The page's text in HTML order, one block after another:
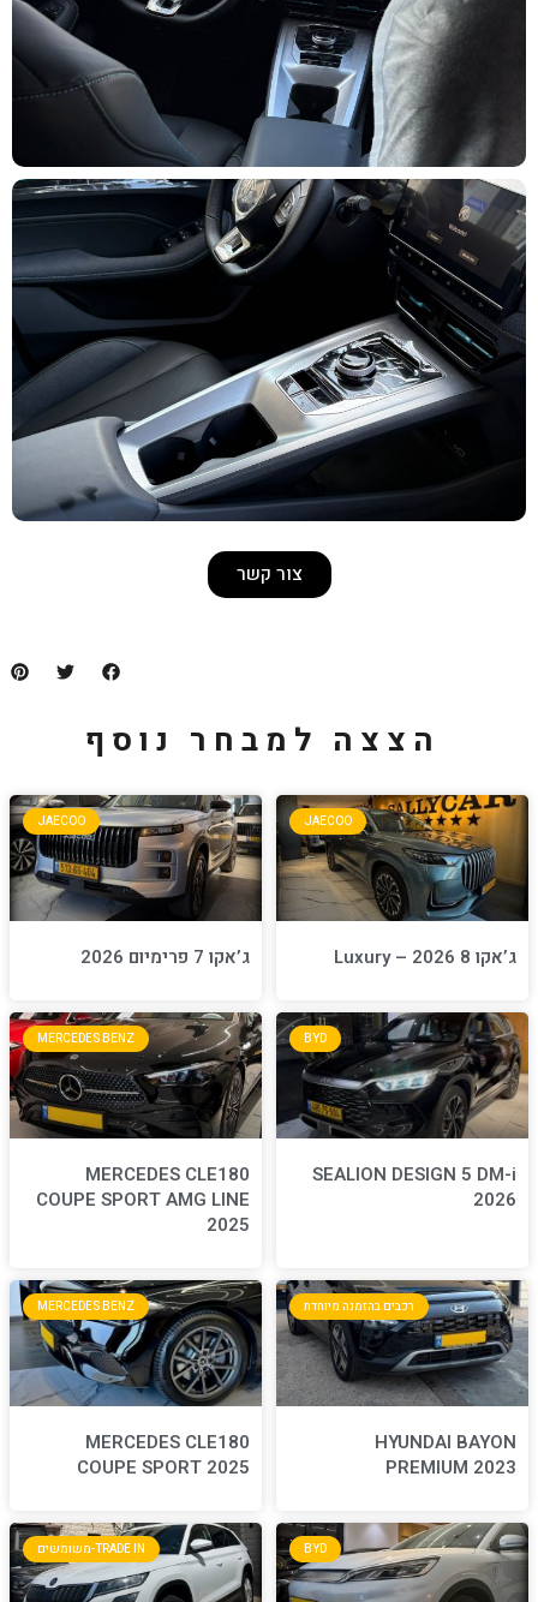
נוסף
JAECOO
ג’אקו 7 פרימיום 2026
BYD
MERCEDES BENZ
MERCEDES CLE180
COUPE SPORT AMG LINE
MERCEDES BENZ
MERCEDES CLE180
COUPE SPORT 2025
BYD TRADE IN-משומשים